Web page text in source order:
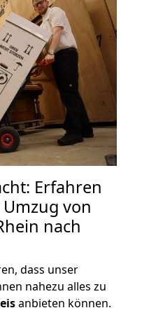
Erfahren
von
nach
dass unser
nahezu alles zu
anbieten können.